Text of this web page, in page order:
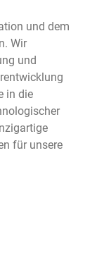
und dem
Wir
und
in die
für unsere